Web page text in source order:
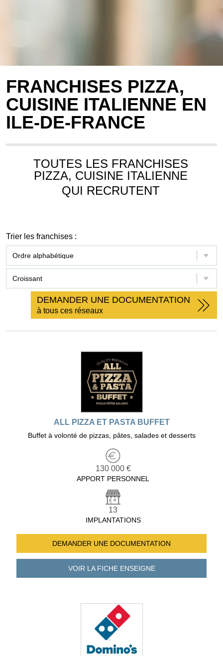
FRANCHISES PIZZA,
CUISINE ITALIENNE EN
ILE-DE-FRANCE
TOUTES LES FRANCHISES
PIZZA, CUISINE ITALIENNE
QUI RECRUTENT
Trier les franchises :
DEMANDER UNE DOCUMENTATION
à tous ces réseaux
ALL PIZZA ET PASTA BUFFET
Buffet à volonté de pizzas, pâtes, salades et desserts
130 000 €
APPORT PERSONNEL
13
IMPLANTATIONS
DEMANDER UNE DOCUMENTATION
VOIR LA FICHEENSEIGNE